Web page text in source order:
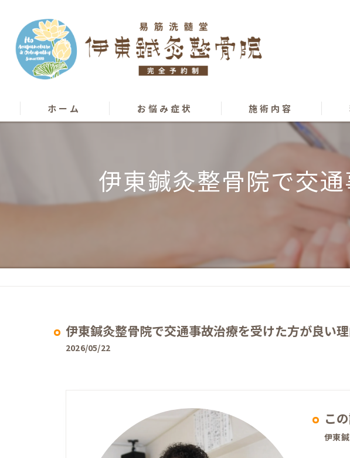
ホーム お悩み症状
膝痛･股関節痛
ぎっくり腰
頭痛
妊婦のつわり･逆子･安産
交通事故施術
自律神経失調症
施術内容
カッピング
カイロプラクティック
はり･きゅう･気功整体
柔道整復術
伊東鍼灸整骨院で交
伊東鍼灸整骨院で交通事故治療を受けた方が良い
2026/05/22
こ
伊東